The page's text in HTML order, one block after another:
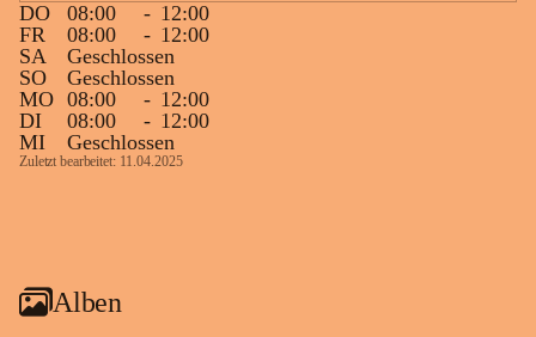
DO
08:00 - 12:00
FR
08:00 - 12:00
SA
Geschlossen
SO
Geschlossen
MO 08:00 - 12:00
DI
08:00 - 12:00
MI
Geschlossen
Zuletzt bearbeitet: 11.04.2025
Alben